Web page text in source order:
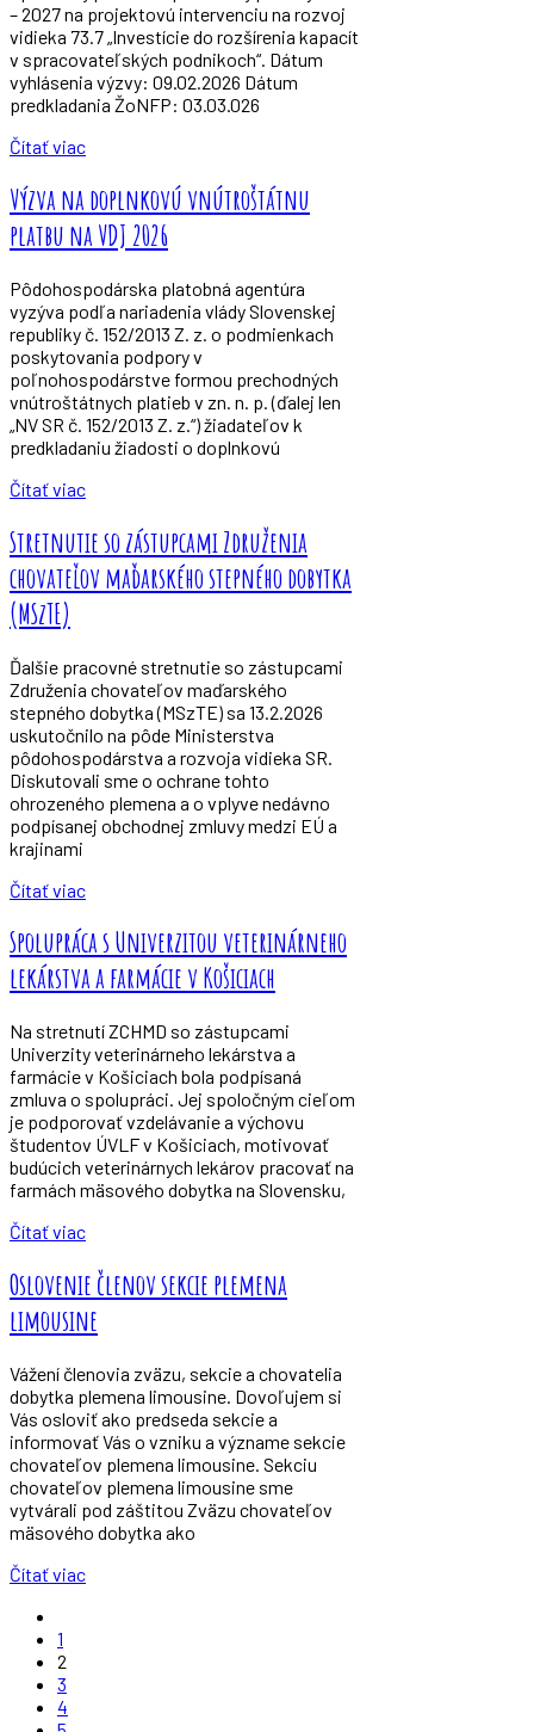
– 2027 na projektovú intervenciu na rozvoj
vidieka 73.7 „Investície do rozšírenia kapacít
v spracovateľských podnikoch“. Dátum
vyhlásenia výzvy: 09.02.2026 Dátum
predkladania ŽoNFP: 03.03.026
Čítať viac
Výzva na doplnkovú vnútroštátnu
platbu na VDJ 2026
Pôdohospodárska platobná agentúra
vyzýva podľa nariadenia vlády Slovenskej
republiky č. 152/2013 Z. z. o podmienkach
poskytovania podpory v
poľnohospodárstve formou prechodných
vnútroštátnych platieb v zn. n. p. (ďalej len
„NV SR č. 152/2013 Z. z.“) žiadateľov k
predkladaniu žiadosti o doplnkovú
Čítať viac
Stretnutie so zástupcami Združenia
chovateľov maďarského stepného dobytka
(MSzTE)
Ďalšie pracovné stretnutie so zástupcami
Združenia chovateľov maďarského
stepného dobytka (MSzTE) sa 13.2.2026
uskutočnilo na pôde Ministerstva
pôdohospodárstva a rozvoja vidieka SR.
Diskutovali sme o ochrane tohto
ohrozeného plemena a o vplyve nedávno
podpísanej obchodnej zmluvy medzi EÚ a
krajinami
Čítať viac
Spolupráca s Univerzitou veterinárneho
lekárstva a farmácie v Košiciach
Na stretnutí ZCHMD so zástupcami
Univerzity veterinárneho lekárstva a
farmácie v Košiciach bola podpísaná
zmluva o spolupráci. Jej spoločným cieľom
je podporovať vzdelávanie a výchovu
študentov ÚVLF v Košiciach, motivovať
budúcich veterinárnych lekárov pracovať na
farmách mäsového dobytka na Slovensku,
Čítať viac
Oslovenie členov sekcie plemena
limousine
Vážení členovia zväzu, sekcie a chovatelia
dobytka plemena limousine. Dovoľujem si
Vás osloviť ako predseda sekcie a
informovať Vás o vzniku a význame sekcie
chovateľov plemena limousine. Sekciu
chovateľov plemena limousine sme
vytvárali pod záštitou Zväzu chovateľov
mäsového dobytka ako
Čítať viac
1
2
3
4